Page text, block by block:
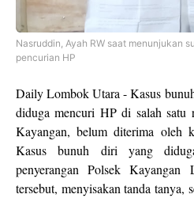
Nasruddin, Ayah RW saat menunjukan
pencurian HP
Daily Lombok Utara - Kasus
diduga mencuri HP di salah satu
Kayangan, belum diterima oleh
Kasus bunuh diri yang
penyerangan Polsek
tersebut, menyisakan tanda tanya,